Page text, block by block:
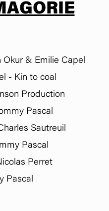
Okur & Emilie Capel
- Kin to coal
Production
Pascal
Sautreuil
Pascal
Perret
Pascal